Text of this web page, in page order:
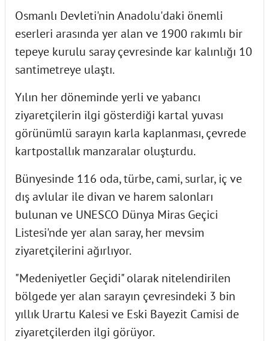
Osmanlı Devleti'nin Anadolu'daki önemli
eserleri arasında yer alan ve 1900 rakımlı bir
tepeye kurulu saray çevresinde kar kalınlığı 10
santimetreye ulaştı.
Yılın her döneminde yerli ve yabancı
ziyaretçilerin ilgi gösterdiği kartal yuvası
görünümlü sarayın karla kaplanması, çevrede
kartpostallık manzaralar oluşturdu.
Bünyesinde 116 oda, türbe, cami, surlar, iç ve
dış avlular ile divan ve harem salonları
bulunan ve UNESCO Dünya Miras Geçici
Listesi'nde yer alan saray, her mevsim
ziyaretçilerini ağırlıyor.
"Medeniyetler Geçidi" olarak nitelendirilen
bölgede yer alan sarayın çevresindeki 3 bin
yıllık Urartu Kalesi ve Eski Bayezit Camisi de
ziyaretçilerden ilgi görüyor.